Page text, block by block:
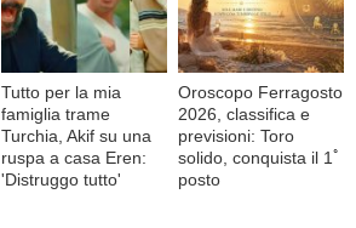
Tutto per la mia
famiglia trame
Turchia, Akif su una
ruspa a casa Eren:
'Distruggo tutto'
Oroscopo Ferragosto
2026, classifica e
previsioni: Toro
solido, conquista il 1ﾟ
posto